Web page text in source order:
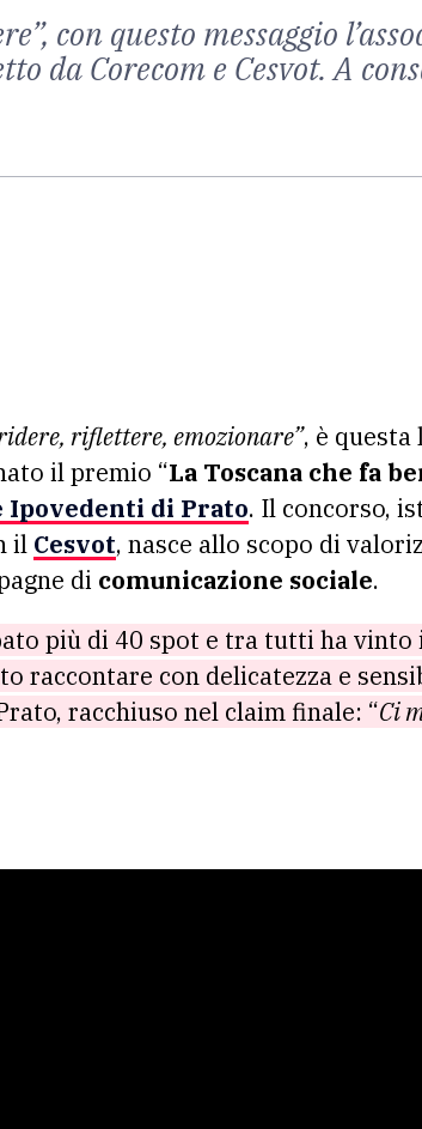
con questo messaggio
da Corecom e Cesvot. A
riflettere, emozionare”, è
il premio “La Toscana che fa
Ipovedenti di Prato. Il concorso,
il Cesvot, nasce allo scopo di
di comunicazione sociale.
più di 40 spot e tra tutti ha vinto
raccontare con delicatezza e
racchiuso nel claim finale: “Ci